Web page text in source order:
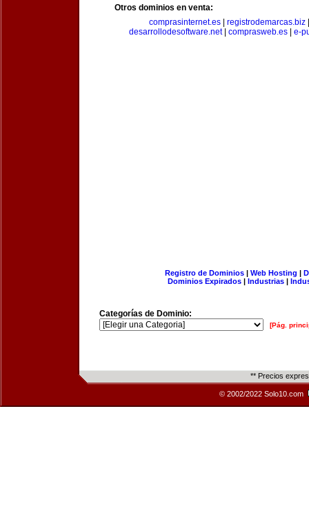
Otros dominios en venta:
comprasinternet.es
registrodemarcas.biz
desarrollodesoftware.net| comprasweb.es| e-
Registro de Dominios| Web Hosting |
Dominios Expirados | Industrias |
Categorías de Dominio:
[Pág.
** Precios
© 2002/2022 Solo10.com